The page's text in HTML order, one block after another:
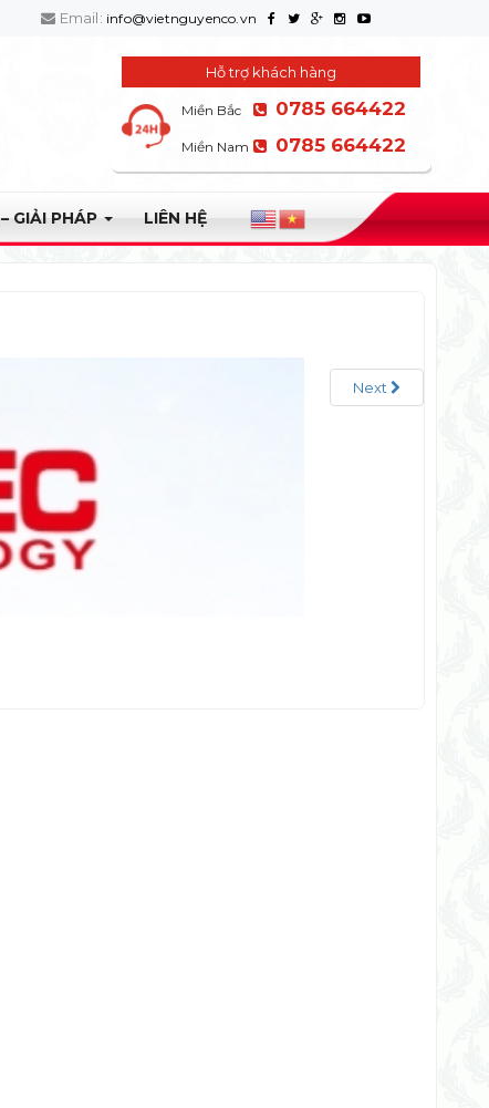
Email: info@vietnguyenco.vn
Hỗ trợ khách hàng
Miền Bắc 0785 664422
Miền Nam 0785 664422
GIẢI PHÁP LIÊN HỆ
Next